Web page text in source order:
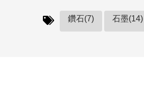
鑽石(7) 石墨(14)